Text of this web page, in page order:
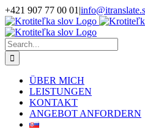
Skip
to
content
+421 907 77 00 01 |
Facebook
LinkedIn
Search
for:
ÜBER MICH
LEISTUNGEN
KONTAKT
ANGEBOT ANFORDERN